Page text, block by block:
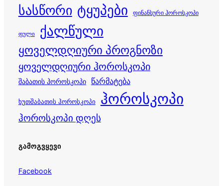
სასწორი ტყუპები ფინანსური ჰოროსკოპი
ფული ქალწული
ყოველდღიური პროგნოზი
ყოველდღიური ჰოროსკოპი
შაბათის ჰოროსკოპი წარმატება
ხუთშაბათის ჰოროსკოპი ჰოროსკოპი
ჰოროსკოპი დღეს
ᲒᲐᲛᲝᲒᲕᲧᲔᲕᲘ
Facebook